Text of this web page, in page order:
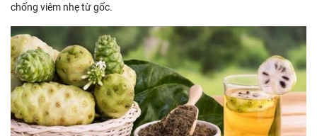
chống viêm nhẹ từ gốc.